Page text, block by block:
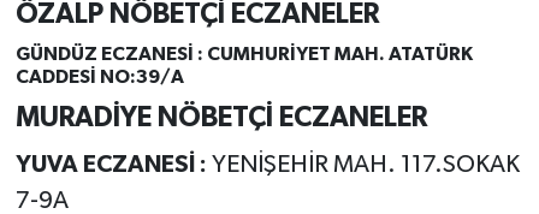
ÖZALP NÖBETÇİ ECZANELER
GÜNDÜZ ECZANESİ : CUMHURİYET MAH. ATATÜRK
CADDESİ NO:39/A
MURADİYE NÖBETÇİ ECZANELER
YUVA ECZANESİ : YENİŞEHİR MAH. 117.SOKAK
7-9A